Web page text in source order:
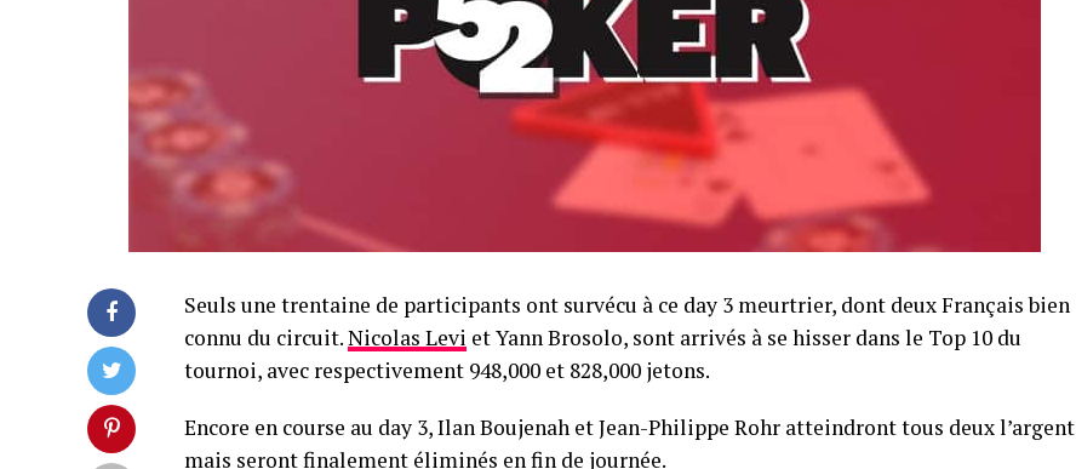
Seuls une trentaine de participants ont survécu à ce day 3 meurtrier, dont deux Français bien
connu du circuit.Nicolas Levi et Yann Brosolo, sont arrivés à se hisser dans le Top 10 du
tournoi, avec respectivement 948,000 et 828,000 jetons.
Encore en course au day 3, Ilan Boujenah et Jean-Philippe Rohr atteindront tous deux l’argent
mais seront finalement éliminés en fin de journée.